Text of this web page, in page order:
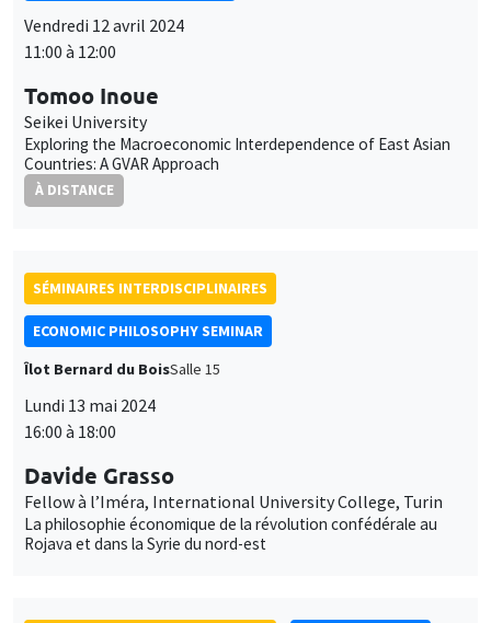
Vendredi 12 avril 2024
11:00 à 12:00
Tomoo Inoue
Seikei University
Exploring the Macroeconomic Interdependence of East Asian
Countries: A GVAR Approach
À DISTANCE
SÉMINAIRES INTERDISCIPLINAIRES
ECONOMIC PHILOSOPHY SEMINAR
Îlot Bernard du BoisSalle 15
Lundi 13 mai 2024
16:00 à 18:00
Davide Grasso
Fellow à l’Iméra, International University College, Turin
La philosophie économique de la révolution confédérale au
Rojava et dans la Syrie du nord-est